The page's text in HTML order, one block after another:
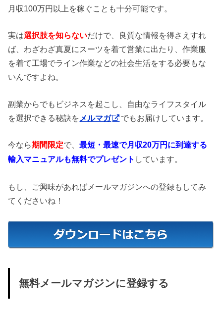
月収100万円以上を稼ぐことも十分可能です。
実は選択肢を知らないだけで、良質な情報を得さえすれ
ば、わざわざ真夏にスーツを着て営業に出たり、作業服
を着て工場でライン作業などの社会生活をする必要もな
いんですよね。
副業からでもビジネスを起こし、自由なライフスタイル
を選択できる秘訣を メルマガ でもお届けしています。
今なら期間限定で、最短・最速で月収20万円に到達する
輸入マニュアルも無料でプレゼント しています。
もし、ご興味があればメールマガジンへの登録もしてみ
てくださいね！
無料メールマガジンに登録する